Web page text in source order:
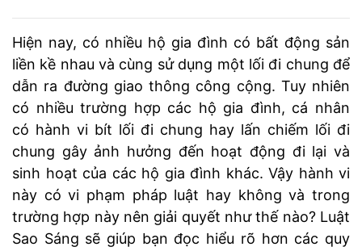
Hiện nay, có nhiều hộ gia đình có bất động sản
liền kề nhau và cùng sử dụng một lối đi chung để
dẫn ra đường giao thông công cộng. Tuy nhiên
có nhiều trường hợp các hộ gia đình, cá nhân
có hành vi bít lối đi chung hay lấn chiếm lối đi
chung gây ảnh hưởng đến hoạt động đi lại và
sinh hoạt của các hộ gia đình khác. Vậy hành vi
này có vi phạm pháp luật hay không và trong
trường hợp này nên giải quyết như thế nào? Luật
Sao Sáng sẽ giúp bạn đọc hiểu rõ hơn các quy